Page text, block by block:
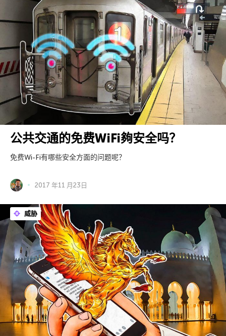
公共交通的免费WiFi夠安全吗？
免费Wi-Fi有哪些安全方面的问题呢？
2017 年11 月23日
威胁